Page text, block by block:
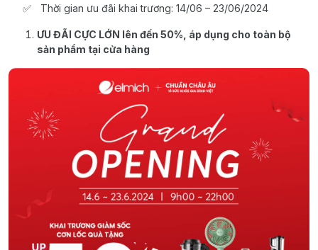
Thời gian ưu đãi khai trương: 14/06 – 23/06/2024
ƯU ĐÃI CỰC LỚN lên đến 50%, áp dụng cho toàn bộ
sản phẩm tại cửa hàng